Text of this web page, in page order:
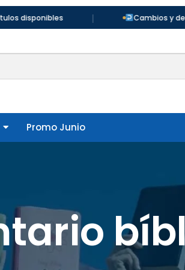
| Cambios y devoluciones
Promo Junio